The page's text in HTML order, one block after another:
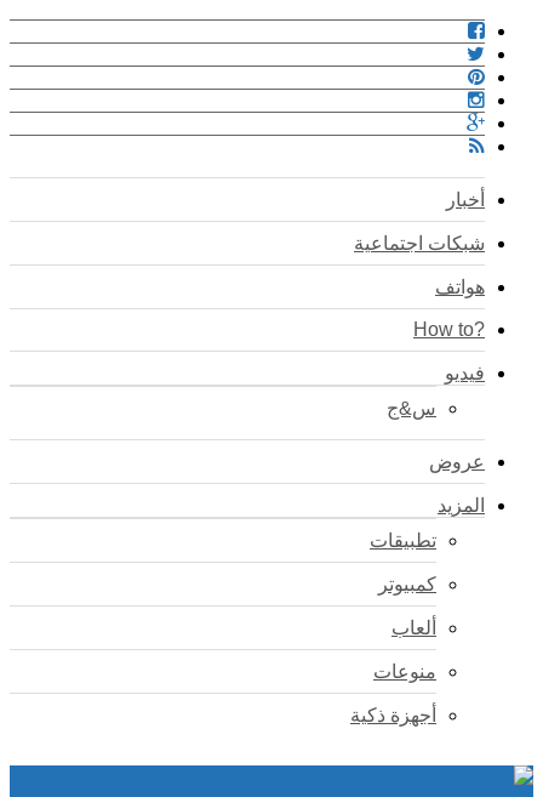
أخبار
شبكات اجتماعية
هواتف
?How to
فيديو
س&ج
عروض
المزيد
تطبيقات
كمبيوتر
ألعاب
منوعات
أجهزة ذكية